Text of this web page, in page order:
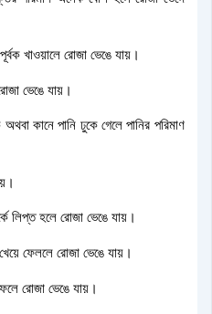
খাওয়ালে রোজা ভেঙে যায়।
ভেঙে যায়।
কানে পানি ঢুকে গেলে পানির পরিমাণ
লিপ্ত হলে রোজা ভেঙে যায়।
ফেললে রোজা ভেঙে যায়।
রোজা ভেঙে যায়।